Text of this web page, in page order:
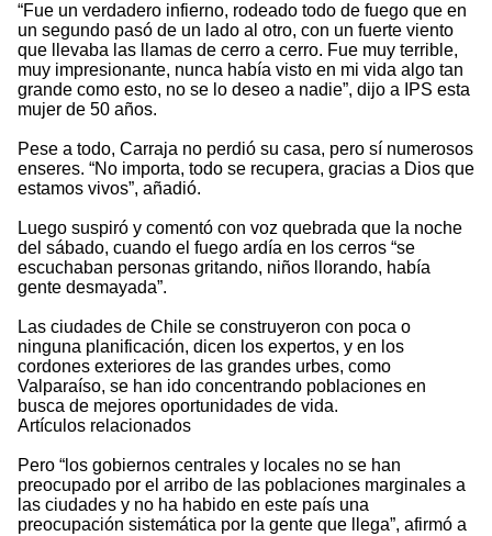
“Fue un verdadero infierno, rodeado todo de fuego que en
un segundo pasó de un lado al otro, con un fuerte viento
que llevaba las llamas de cerro a cerro. Fue muy terrible,
muy impresionante, nunca había visto en mi vida algo tan
grande como esto, no se lo deseo a nadie”, dijo a IPS esta
mujer de 50 años.
Pese a todo, Carraja no perdió su casa, pero sí numerosos
enseres. “No importa, todo se recupera, gracias a Dios que
estamos vivos”, añadió.
Luego suspiró y comentó con voz quebrada que la noche
del sábado, cuando el fuego ardía en los cerros “se
escuchaban personas gritando, niños llorando, había
gente desmayada”.
Las ciudades de Chile se construyeron con poca o
ninguna planificación, dicen los expertos, y en los
cordones exteriores de las grandes urbes, como
Valparaíso, se han ido concentrando poblaciones en
busca de mejores oportunidades de vida.
Artículos relacionados
Pero “los gobiernos centrales y locales no se han
preocupado por el arribo de las poblaciones marginales a
las ciudades y no ha habido en este país una
preocupación sistemática por la gente que llega”, afirmó a